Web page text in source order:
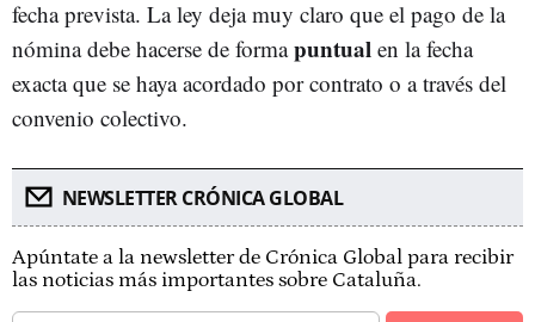
fecha prevista. La ley deja muy claro que el pago de la
nómina debe hacerse de formapuntual en la fecha
exacta que se haya acordado por contrato o a través del
convenio colectivo.
NEWSLETTER CRÓNICA GLOBAL
Apúntate a la newsletter de Crónica Global para recibir
las noticias más importantes sobre Cataluña.